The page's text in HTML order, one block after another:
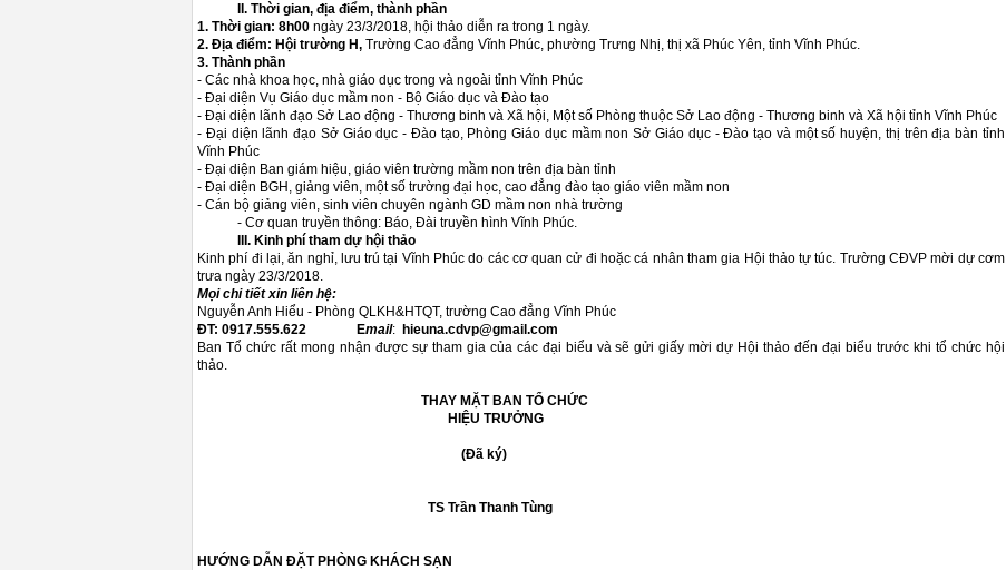
II. Thời gian, địa điểm, thành phần
1. Thời gian: 8h00 ngày 23/3/2018, hội thảo diễn ra trong 1 ngày.
2. Địa điểm: Hội trường H, Trường Cao đẳng Vĩnh Phúc, phường Trưng Nhị, thị xã Phúc Yên, tỉnh Vĩnh Phúc.
3. Thành phần
- Các nhà khoa học, nhà giáo dục trong và ngoài tỉnh Vĩnh Phúc
- Đại diện Vụ Giáo dục mầm non - Bộ Giáo dục và Đào tạo
- Đại diện lãnh đạo Sở Lao động - Thương binh và Xã hội, Một số Phòng thuộc Sở Lao động - Thương binh và Xã hội tỉnh Vĩnh Phúc
- Đại diện lãnh đạo Sở Giáo dục - Đào tạo, Phòng Giáo dục mầm non Sở Giáo dục - Đào tạo và một số huyện, thị trên địa bàn tỉnh
Vĩnh Phúc
- Đại diện Ban giám hiệu, giáo viên trường mầm non trên địa bàn tỉnh
- Đại diện BGH, giảng viên, một số trường đại học, cao đẳng đào tạo giáo viên mầm non
- Cán bộ giảng viên, sinh viên chuyên ngành GD mầm non nhà trường
- Cơ quan truyền thông: Báo, Đài truyền hình Vĩnh Phúc.
III. Kinh phí tham dự hội thảo
Kinh phí đi lại, ăn nghỉ, lưu trú tại Vĩnh Phúc do các cơ quan cử đi hoặc cá nhân tham gia Hội thảo tự túc. Trường CĐVP mời dự cơm
trưa ngày 23/3/2018.
Mọi chi tiết xin liên hệ:
Nguyễn Anh Hiểu - Phòng QLKH&HTQT, trường Cao đẳng Vĩnh Phúc
ĐT: 0917.555.622 Email: hieuna.cdvp@gmail.com
Ban Tổ chức rất mong nhận được sự tham gia của các đại biểu và sẽ gửi giấy mời dự Hội thảo đến đại biểu trước khi tổ chức hội
thảo.
THAY MẶT BAN TỔ CHỨC
HIỆU TRƯỞNG
(Đã ký)
TS Trần Thanh Tùng
HƯỚNG DẪN ĐẶT PHÒNG KHÁCH SẠN